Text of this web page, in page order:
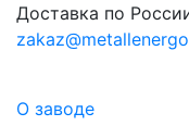
Доставка по
О заводе